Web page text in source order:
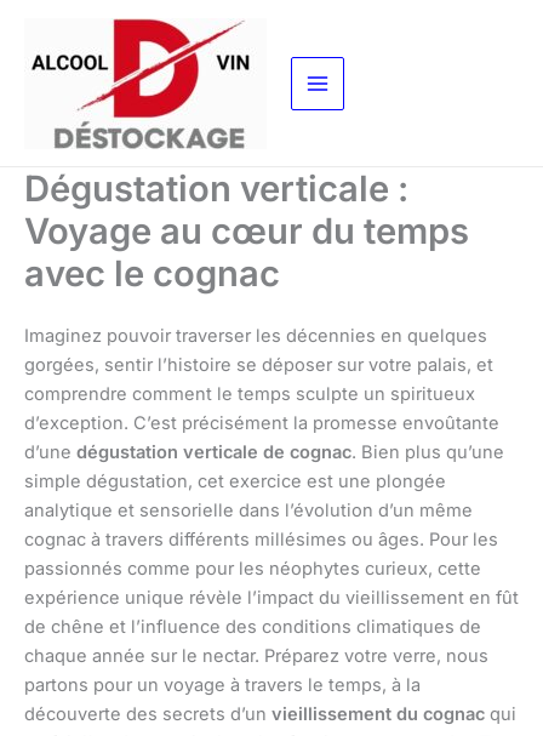
contenu
Dégustation verticale :
Voyage au cœur du temps
avec le cognac
Imaginez pouvoir traverser les décennies en quelques
gorgées, sentir l’histoire se déposer sur votre palais, et
comprendre comment le temps sculpte un spiritueux
d’exception. C’est précisément la promesse envoûtante
d’une dégustation verticale de cognac. Bien plus qu’une
simple dégustation, cet exercice est une plongée
analytique et sensorielle dans l’évolution d’un même
cognac à travers différents millésimes ou âges. Pour les
passionnés comme pour les néophytes curieux, cette
expérience unique révèle l’impact du vieillissement en fût
de chêne et l’influence des conditions climatiques de
chaque année sur le nectar. Préparez votre verre, nous
partons pour un voyage à travers le temps, à la
découverte des secrets d’un vieillissement du cognac qui